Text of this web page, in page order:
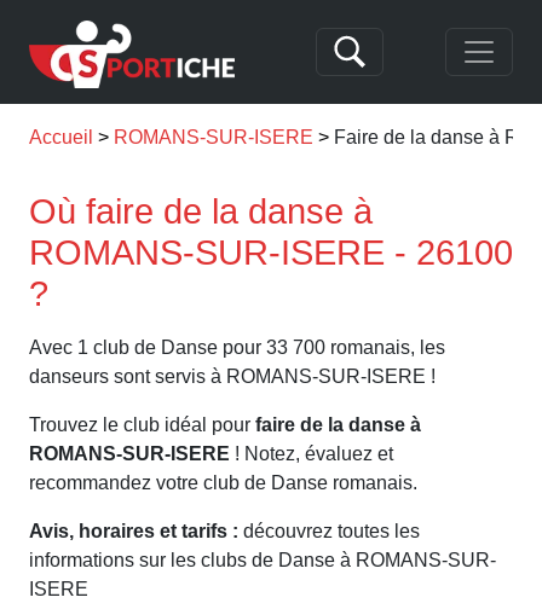
Accueil ROMANS-SUR-ISERE Faire de la danse à
Où faire de la danse à
ROMANS-SUR-ISERE - 26100
?
Avec 1 club de Danse pour 33 700 romanais, les
danseurs sont servis à ROMANS-SUR-ISERE !
Trouvez le club idéal pour faire de la danse à
ROMANS-SUR-ISERE ! Notez, évaluez et
recommandez votre club de Danse romanais.
Avis, horaires et tarifs : découvrez toutes les
informations sur les clubs de Danse à ROMANS-SUR-
ISERE